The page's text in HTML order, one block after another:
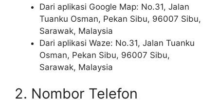
Dari aplikasi Google Map: No.31, Jalan
Tuanku Osman, Pekan Sibu, 96007 Sibu,
Sarawak, Malaysia
Dari aplikasi Waze: No.31, Jalan Tuanku
Osman, Pekan Sibu, 96007 Sibu,
Sarawak, Malaysia
2. Nombor Telefon